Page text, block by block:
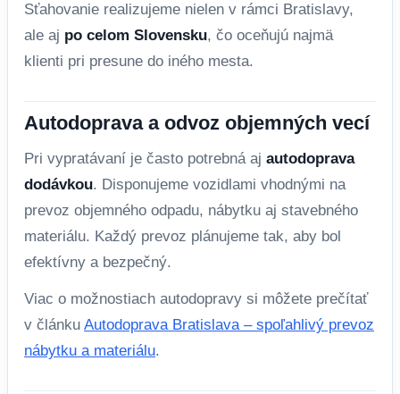
Sťahovanie realizujeme nielen v rámci Bratislavy,
ale aj po celom Slovensku, čo oceňujú najmä
klienti pri presune do iného mesta.
Autodoprava a odvoz objemných vecí
Pri vypratávaní je často potrebná aj autodoprava
dodávkou. Disponujeme vozidlami vhodnými na
prevoz objemného odpadu, nábytku aj stavebného
materiálu. Každý prevoz plánujeme tak, aby bol
efektívny a bezpečný.
Viac o možnostiach autodopravy si môžete prečítať
v článku Autodoprava Bratislava – spoľahlivý prevoz
nábytku a materiálu.